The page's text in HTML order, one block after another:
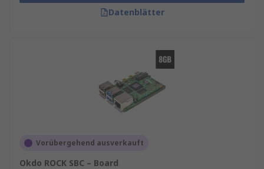
Datenblätter
Vorübergehend ausverkauft
Okdo ROCK SBC – Board